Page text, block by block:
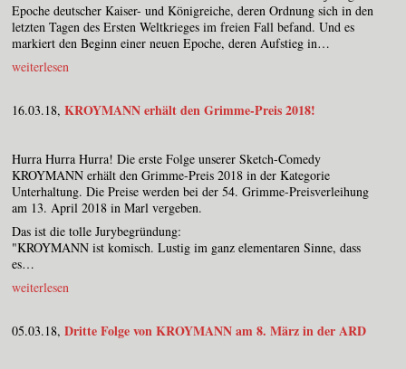
Epoche deutscher Kaiser- und Königreiche, deren Ordnung sich in den
letzten Tagen des Ersten Weltkrieges im freien Fall befand. Und es
markiert den Beginn einer neuen Epoche, deren Aufstieg in…
weiterlesen
16.03.18, KROYMANN erhält den Grimme-Preis 2018!
Hurra Hurra Hurra! Die erste Folge unserer Sketch-Comedy
KROYMANN erhält den Grimme-Preis 2018 in der Kategorie
Unterhaltung. Die Preise werden bei der 54. Grimme-Preisverleihung
am 13. April 2018 in Marl vergeben.
Das ist die tolle Jurybegründung:
"KROYMANN ist komisch. Lustig im ganz elementaren Sinne, dass
es…
weiterlesen
05.03.18, Dritte Folge von KROYMANN am 8. März in der ARD